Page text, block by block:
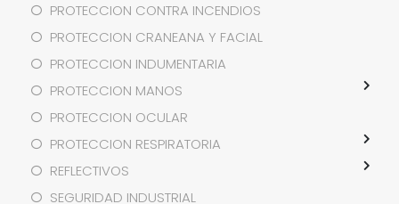
PROTECCION CONTRA INCENDIOS
PROTECCION CRANEANA Y FACIAL
PROTECCION INDUMENTARIA
PROTECCION MANOS
PROTECCION OCULAR
PROTECCION RESPIRATORIA
REFLECTIVOS
SEGURIDAD INDUSTRIAL